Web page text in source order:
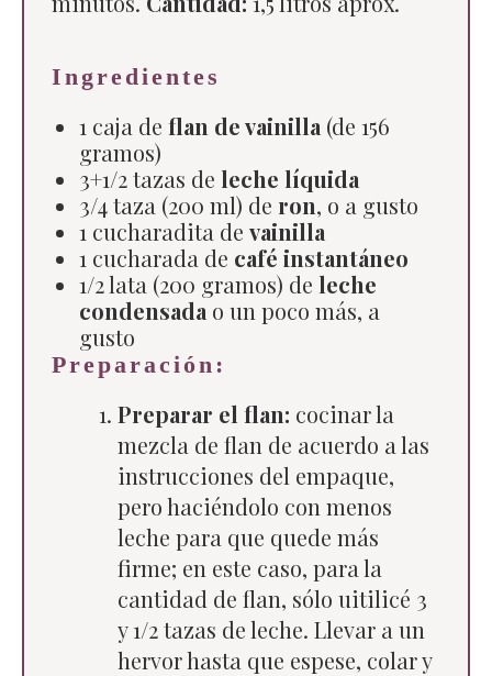
Ingredientes
1 caja de flan de vainilla (de 156
gramos)
3+1/2 tazas de leche líquida
3/4 taza (200 ml) de ron, o a gusto
1 cucharadita de vainilla
1 cucharada de café instantáneo
1/2 lata (200 gramos) de leche
condensada o un poco más, a
gusto
Preparación:
Preparar el flan: cocinar la
mezcla de flan de acuerdo a las
instrucciones del empaque,
pero haciéndolo con menos
leche para que quede más
firme; en este caso, para la
cantidad de flan, sólo uitilicé 3
y 1/2 tazas de leche. Llevar a un
hervor hasta que espese, colar y